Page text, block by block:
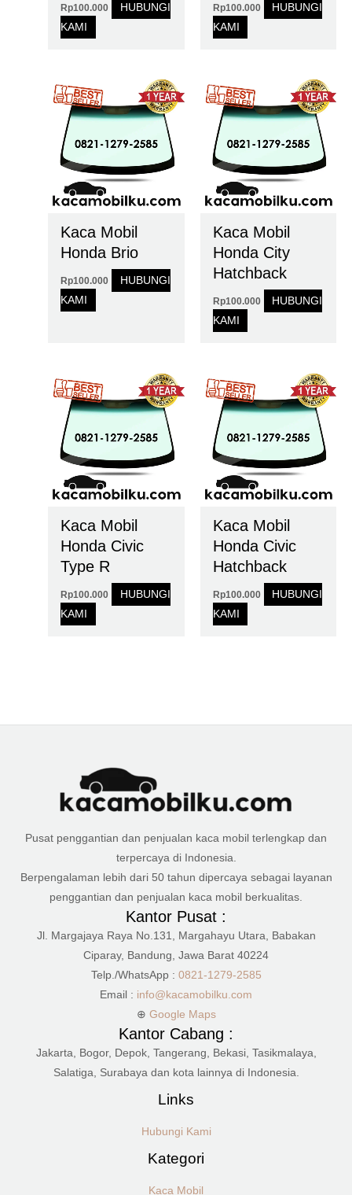
Rp100.000
HUBUNGI
KAMI
Rp100.000
HUBUNGI
KAMI
Kaca Mobil
Honda Brio
Rp100.000
HUBUNGI
KAMI
Kaca Mobil
Honda City
Hatchback
Rp100.000
HUBUNGI
KAMI
Kaca Mobil
Honda Civic
Type R
Rp100.000
HUBUNGI
KAMI
Kaca Mobil
Honda Civic
Hatchback
Rp100.000
HUBUNGI
KAMI
Pusat penggantian dan penjualan kaca mobil terlengkap dan
terpercaya di Indonesia.
Berpengalaman lebih dari 50 tahun dipercaya sebagai layanan
penggantian dan penjualan kaca mobil berkualitas.
Kantor Pusat :
Jl. Margajaya Raya No.131, Margahayu Utara, Babakan
Ciparay, Bandung, Jawa Barat 40224
Telp./WhatsApp : 0821-1279-2585
Email : info@kacamobilku.com
⊕ Google Maps
Kantor Cabang :
Jakarta, Bogor, Depok, Tangerang, Bekasi, Tasikmalaya,
Salatiga, Surabaya dan kota lainnya di Indonesia.
Links
Hubungi Kami
Kategori
Kaca Mobil